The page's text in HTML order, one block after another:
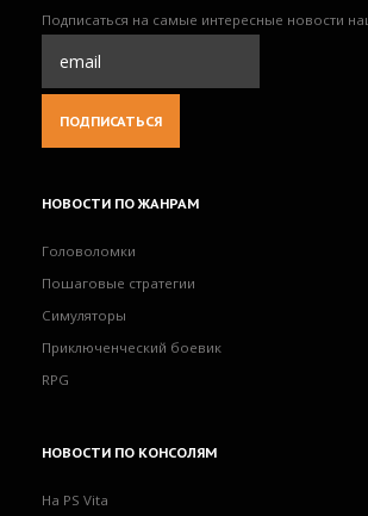
Подписаться на самые интересные новости
НОВОСТИ ПО ЖАНРАМ
Головоломки
Пошаговые стратегии
Симуляторы
Приключенческий боевик
RPG
НОВОСТИ ПО КОНСОЛЯМ
На PS Vita